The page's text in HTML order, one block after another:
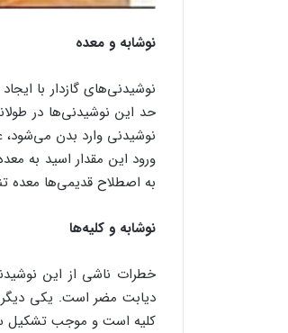
نوشابه و معده
نوشیدنی‌های گازدار با
حد این نوشیدنی‌ها در
نوشیدنی وارد بدن می‌شود،
ورود این مقدار اسید به
به اصطلاح قدیمی‌ها معده
نوشابه و کلیه‌ها
خطرات ناشی از این
دیابت مضر است. یکی دیگر
کلیه است و موجب تشکیل